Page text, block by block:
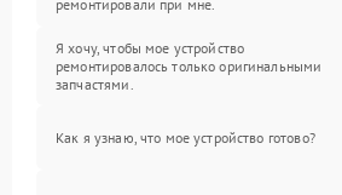
ремонтировали при мне.
Я хочу, чтобы мое устройство
ремонтировалось только оригинальными
запчастями.
Как я узнаю, что мое устройство готово?